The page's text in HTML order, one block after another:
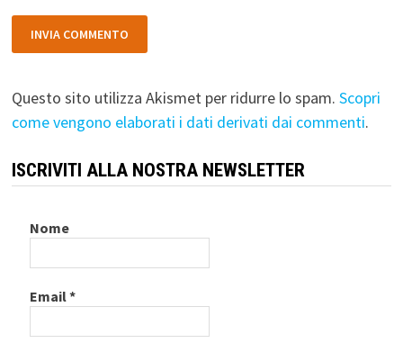
Questo sito utilizza Akismet per ridurre lo spam. Scopri
come vengono elaborati i dati derivati dai commenti.
ISCRIVITI ALLA NOSTRA NEWSLETTER
Nome
Email*